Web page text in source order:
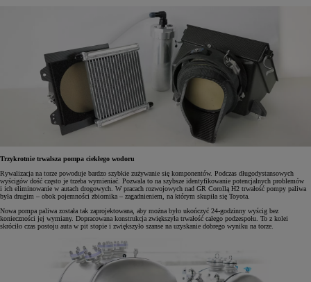
Trzykrotnie trwalsza pompa ciekłego wodoru
Rywalizacja na torze powoduje bardzo szybkie zużywanie się komponentów. Podczas długodystansowych
wyścigów dość często je trzeba wymieniać. Pozwala to na szybsze identyfikowanie potencjalnych problemów
i ich eliminowanie w autach drogowych. W pracach rozwojowych nad GR Corollą H2 trwałość pompy paliwa
była drugim – obok pojemności zbiornika – zagadnieniem, na którym skupiła się Toyota.
Nowa pompa paliwa została tak zaprojektowana, aby można było ukończyć 24-godzinny wyścig bez
konieczności jej wymiany. Dopracowana konstrukcja zwiększyła trwałość całego podzespołu. To z kolei
skróciło czas postoju auta w pit stopie i zwiększyło szanse na uzyskanie dobrego wyniku na torze.